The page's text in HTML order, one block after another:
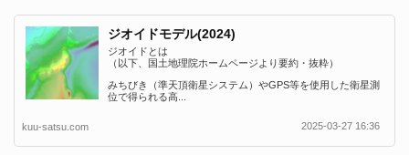
ジオイドモデル(2024)
ジオイドとは
（以下、国土地理院ホームページより要約・抜粋）
みちびき（準天頂衛星システム）やGPS等を使用した衛星測
位で得られる高...
kuu-satsu.com 2025-03-27 16:36